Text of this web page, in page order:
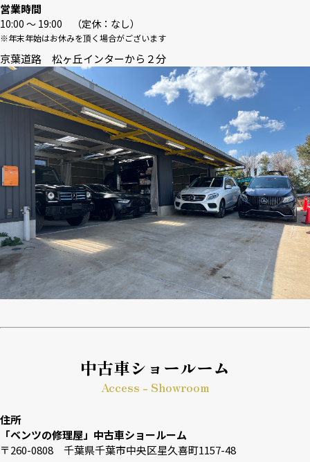
営業時間
10:00 〜 19:00 （定休：なし）
※年末年始はお休みを頂く場合がございます
京葉道路 松ヶ丘インターから２分
中古車ショールーム
Access - Showroom
住所
「ベンツの修理屋」中古車ショールーム
〒260-0808 千葉県千葉市中央区星久喜町1157-48